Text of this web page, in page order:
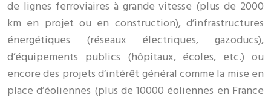
de lignes ferroviaires à grande vitesse (plus de 2000
km en projet ou en construction), d’infrastructures
énergétiques (réseaux électriques, gazoducs),
d’équipements publics (hôpitaux, écoles, etc.) ou
encore des projets d’intérêt général comme la mise en
place d’éoliennes (plus de 10000 éoliennes en France